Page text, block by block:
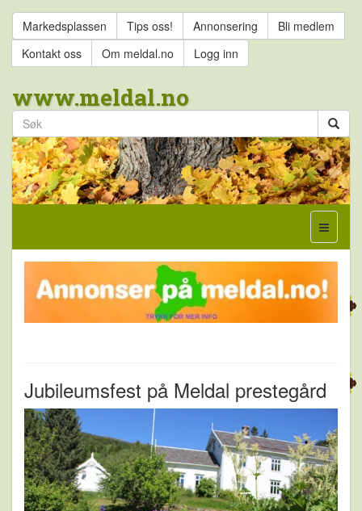
Markedsplassen Tips oss! Annonsering
Bli medlem
Kontakt oss
Om meldal.no Logg inn
www.meldal.no
Jubileumsfest på Meldal prestegård